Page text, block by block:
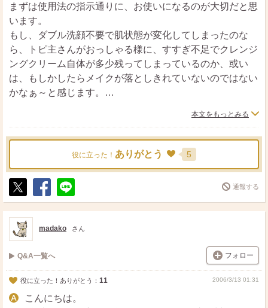
まずは使用法の指示通りに、お使いになるのが大切だと思
います。
もし、ダブル洗顔不要で肌状態が変化してしまったのな
ら、トピ主さんがおっしゃる様に、すすぎ不足でクレンジ
ングクリーム自体が多少残ってしまっているのか、或い
は、もしかしたらメイクが落としきれていないのではない
かなぁ～と感じます。
専門家ではないので、どの位のメイクで、どの位のクレン
ジング力を必要とするのか、正確なところはわかりません
が、私自身はパウダーのみでも、日焼け止めを使用した時
点で、クレンジング剤で落とす様にしています。
ただ、今は石鹸で落とせる日焼け止めもあるので、必ず必
要かどうかはわかりませんが…。
色物を使用した際はクレンジング剤を使用した方がいいか
と思います。
または、色物のみポイントクレンジングで先に落とす、と
特に口紅は機能が良くなっている分、意外に落とすのが大
変だったりするし、私も、たまぁ～に口紅が残っているこ
本文をもっとみる
役に立った！ ありがとう 5
ポ
ス
ト
シ
ェ
送
る
通報する
madako さん
Q&A一覧へ フォロー
役に立った！ありがとう： 11 2006/3/13 01:31
こんにちは。